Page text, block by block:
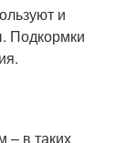
и
Подкормки
– в таких